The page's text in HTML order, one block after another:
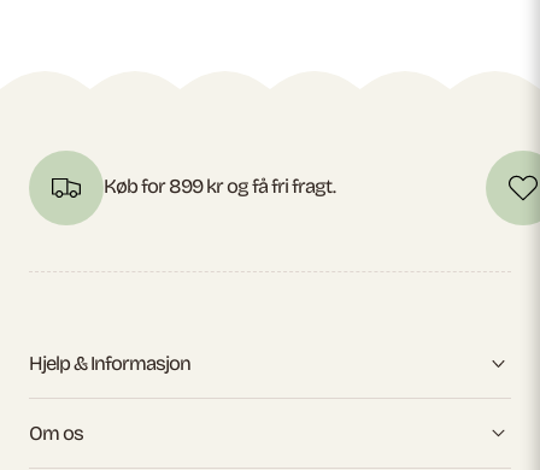
Køb for 899 kr og få fri fragt.
Hjelp & Informasjon
Om os